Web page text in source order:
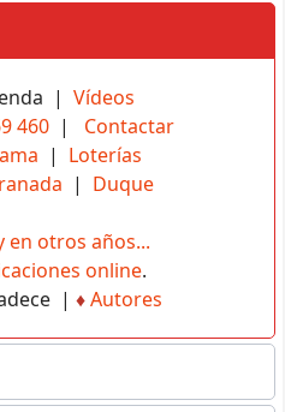
| Vídeos
460 | Contactar
| Loterías
| Duque
en otros años...
online.
| ♦Autores